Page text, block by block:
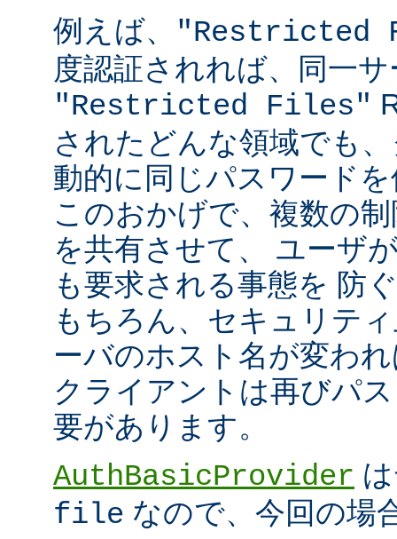
例えば、
"Restricted
度認証されれば、同一
"Restricted Files"
されたどんな領域でも
動的に同じパスワード
このおかげで、複数の
を共有させて、 ユーザ
も要求される事態を 防
もちろん、セキュリテ
ーバのホスト名が変わ
クライアントは再びパ
要があります。
AuthBasicProvider
file なので、今回の場